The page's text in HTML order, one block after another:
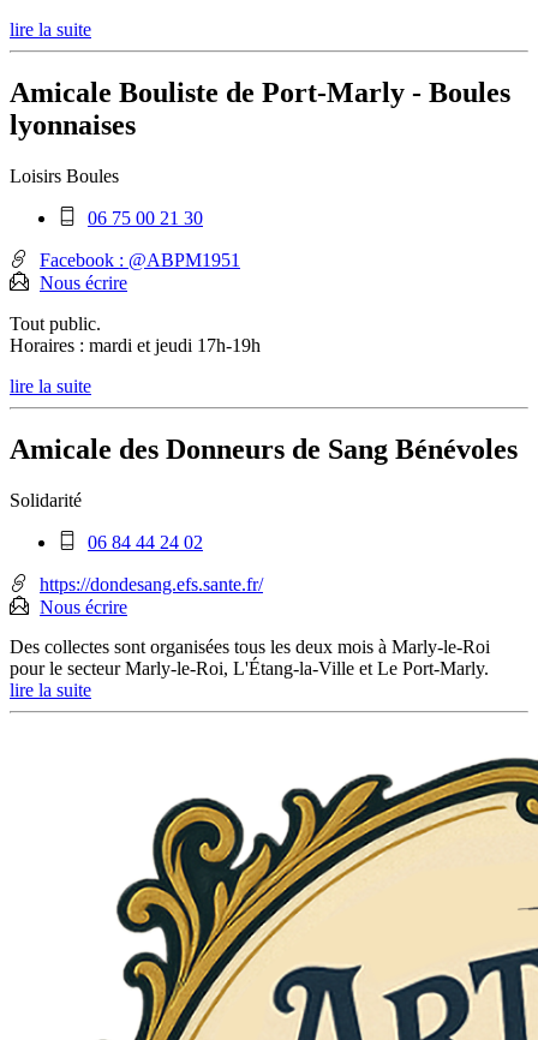
lire la suite
Amicale Bouliste de Port-Marly - Boules
lyonnaises
Loisirs Boules
Téléphone
:
06 75 00 21 30
Facebook : @ABPM1951
Nous écrire
Tout public.
Horaires : mardi et jeudi 17h-19h
lire la suite
Amicale des Donneurs de Sang Bénévoles
Solidarité
Téléphone
:
06 84 44 24 02
https://dondesang.efs.sante.fr/
Nous écrire
Des collectes sont organisées tous les deux mois à Marly-le-Roi
pour le secteur Marly-le-Roi, L'Étang-la-Ville et Le Port-Marly.
lire la suite